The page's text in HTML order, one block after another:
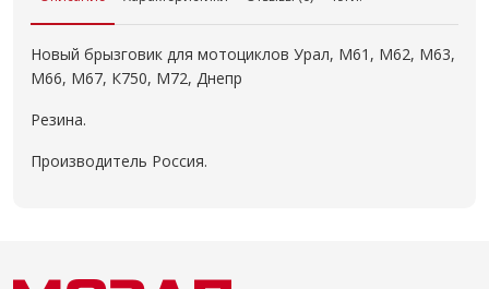
Новый брызговик для мотоциклов Урал, М61, М62, М63,
М66, М67, К750, М72, Днепр
Резина.
Производитель Россия.